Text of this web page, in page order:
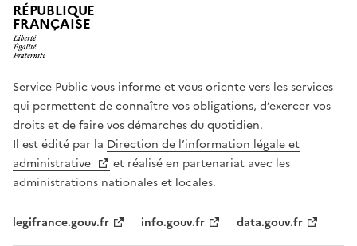
RÉPUBLIQUE
FRANÇAISE
Service Public vous informe et vous oriente vers les services
qui permettent de connaître vos obligations, d’exercer vos
droits et de faire vos démarches du quotidien.
Il est édité par la Direction de l’information légale et
administrative
et réalisé en partenariat avec les
administrations nationales et locales.
legifrance.gouv.fr info.gouv.fr data.gouv.fr